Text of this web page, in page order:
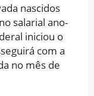
nascidos
salarial ano-
iniciou o
com a
no mês de